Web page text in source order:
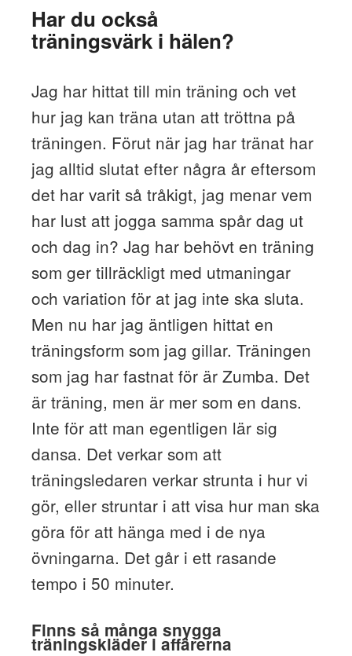
Har du också
träningsvärk i hälen?
Jag har hittat till min träning och vet
hur jag kan träna utan att tröttna på
träningen. Förut när jag har tränat har
jag alltid slutat efter några år eftersom
det har varit så tråkigt, jag menar vem
har lust att jogga samma spår dag ut
och dag in? Jag har behövt en träning
som ger tillräckligt med utmaningar
och variation för at jag inte ska sluta.
Men nu har jag äntligen hittat en
träningsform som jag gillar. Träningen
som jag har fastnat för är Zumba. Det
är träning, men är mer som en dans.
Inte för att man egentligen lär sig
dansa. Det verkar som att
träningsledaren verkar strunta i hur vi
gör, eller struntar i att visa hur man ska
göra för att hänga med i de nya
övningarna. Det går i ett rasande
tempo i 50 minuter.
Finns så många snygga
träningskläder i affärerna